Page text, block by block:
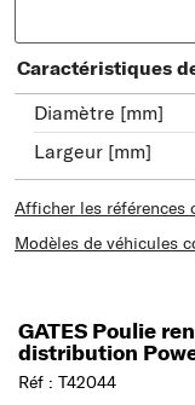
Caractéristiques
Diamètre [mm]
Largeur [mm]
Afficher les références
Modèles de véhicules
GATES Poulie
distribution
Réf : T42044